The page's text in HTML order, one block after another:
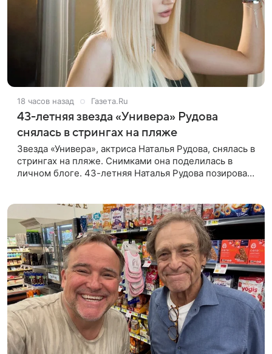
18 часов назад Газета.Ru
43-летняя звезда «Универа» Рудова
снялась в стрингах на пляже
Звезда «Универа», актриса Наталья Рудова, снялась в
стрингах на пляже. Снимками она поделилась в
личном блоге. 43-летняя Наталья Рудова позировала